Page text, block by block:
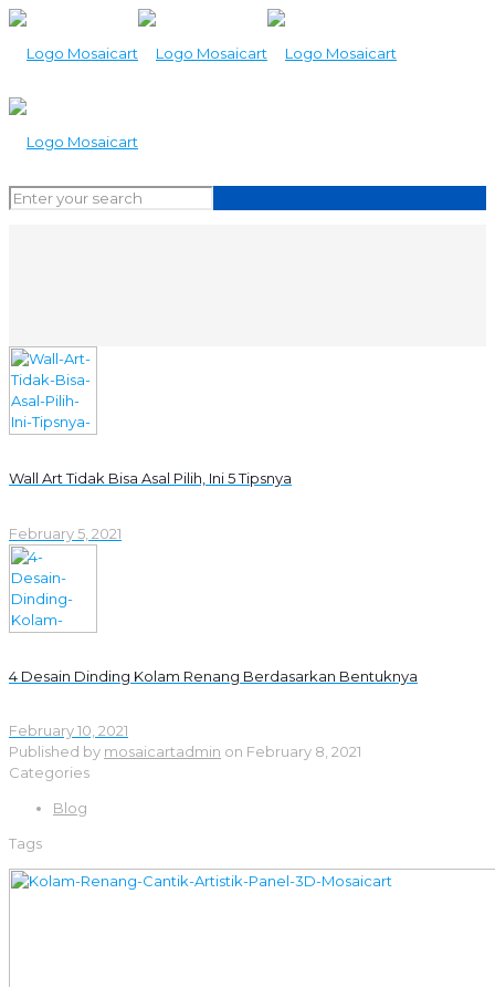
Wall Art Tidak Bisa Asal Pilih, Ini 5 Tipsnya
February 5, 2021
4 Desain Dinding Kolam Renang Berdasarkan Bentuknya
February 10, 2021
Published by mosaicartadmin on February 8, 2021
Categories
Blog
Tags